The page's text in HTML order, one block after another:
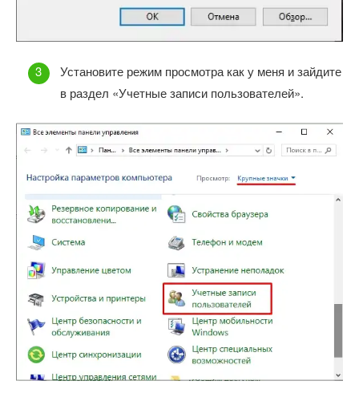
Установите режим просмотра как у меня и зайдите
в раздел «Учетные записи пользователей».